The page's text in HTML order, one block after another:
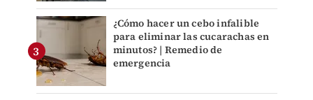
¿Cómo hacer un cebo infalible
para eliminar las cucarachas en
minutos? | Remedio de
emergencia